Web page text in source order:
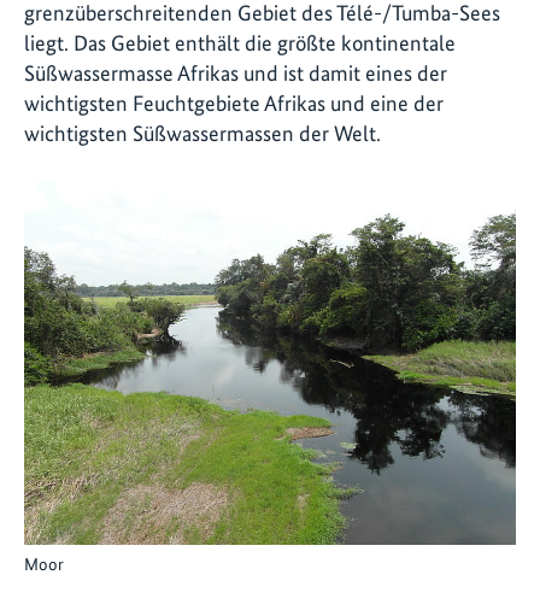
grenzüberschreitenden Gebiet des Télé-/Tumba-Sees
liegt. Das Gebiet enthält die größte kontinentale
Süßwassermasse Afrikas und ist damit eines der
wichtigsten Feuchtgebiete Afrikas und eine der
wichtigsten Süßwassermassen der Welt.
Moor